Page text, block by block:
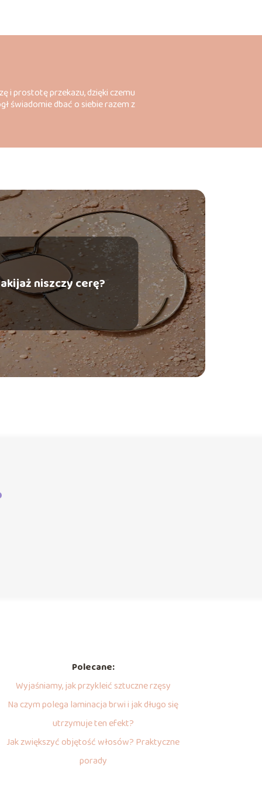
i prostotę przekazu, dzięki czemu
świadomie dbać o siebie razem z
niszczy cerę?
Polecane:
Wyjaśniamy, jak przykleić sztuczne rzęsy
Na czym polega laminacja brwi i jak długo się
utrzymuje ten efekt?
Jak zwiększyć objętość włosów? Praktyczne
porady